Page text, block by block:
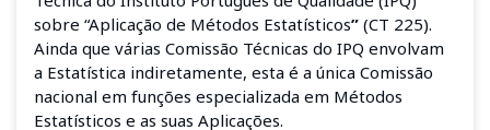
sobre “Aplicação de Métodos Estatísticos” (CT 225).
Ainda que várias Comissão Técnicas do IPQ envolvam
a Estatística indiretamente, esta é a única Comissão
nacional em funções especializada em Métodos
Estatísticos e as suas Aplicações.